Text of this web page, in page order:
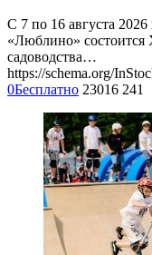
С 7 по 16 августа
«Люблино» состоится
садоводства…
https://schema.org/
0Бесплатно 23016 241